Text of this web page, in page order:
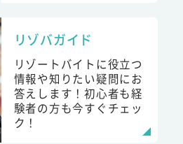
リゾバガイド
リゾートバイトに役立つ
情報や知りたい疑問にお
答えします！初心者も経
験者の方も今すぐチェッ
ク！